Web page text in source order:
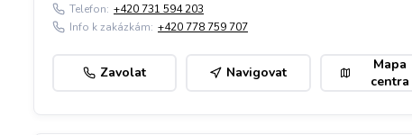
Telefon: +420 731 594 203
Info k zakázkám: +420 778 759 707
Zavolat Navigovat
Mapa
centra